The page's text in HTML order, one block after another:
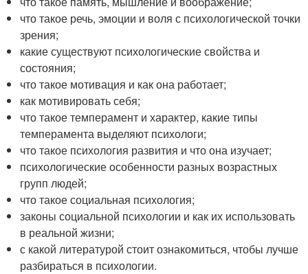
что такое речь, эмоции и воля с психологической точки
зрения;
какие существуют психологические свойства и
состояния;
что такое мотивация и как она работает;
как мотивировать себя;
что такое темперамент и характер, какие типы
темперамента выделяют психологи;
что такое психология развития и что она изучает;
психологические особенности разных возрастных
групп людей;
что такое социальная психология;
законы социальной психологии и как их использовать
в реальной жизни;
с какой литературой стоит ознакомиться, чтобы лучше
разбираться в психологии.